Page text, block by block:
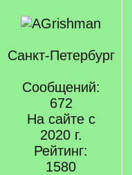
Санкт-Петербург
Сообщений:
672
На сайте с
2020 г.
Рейтинг:
1580